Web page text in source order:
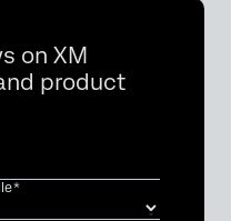
on XM
product